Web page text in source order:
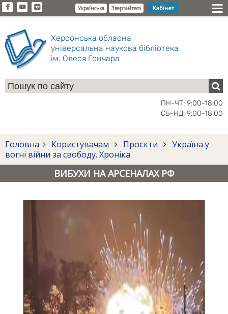
Українська Звертайтеся Кабінет
Херсонська обласна
універсальна наукова бібліотека
ім. Олеся Гончара
ПН-ЧТ: 9:00-18:00
СБ-НД: 9:00-18:00
Головна Користувачам Проєкти
Україна у
вогні війни за свободу. Хроніка
ВИБУХИ НА АРСЕНАЛАХ РФ